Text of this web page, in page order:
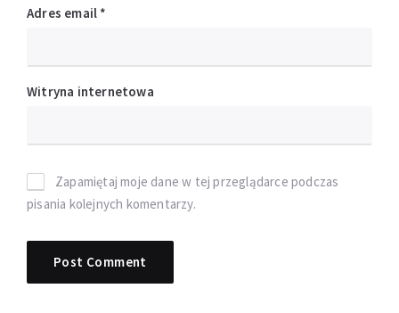
Adres email *
Witryna internetowa
Zapamiętaj moje dane w tej przeglądarce podczas
pisania kolejnych komentarzy.